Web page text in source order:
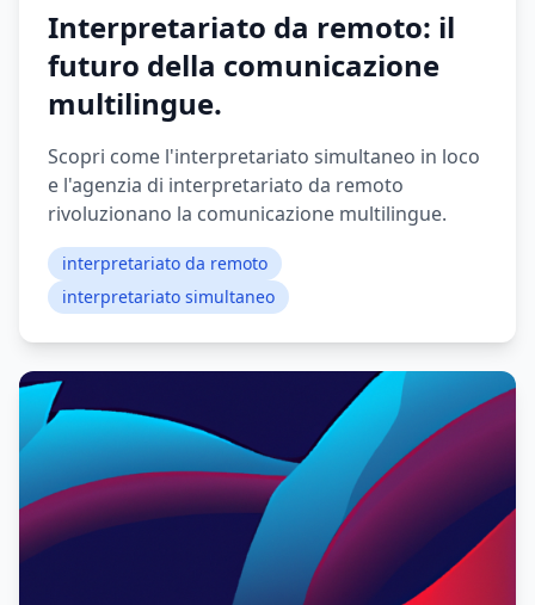
Interpretariato da remoto: il
futuro della comunicazione
multilingue.
Scopri come l'interpretariato simultaneo in loco
e l'agenzia di interpretariato da remoto
rivoluzionano la comunicazione multilingue.
interpretariato da remoto
interpretariato simultaneo